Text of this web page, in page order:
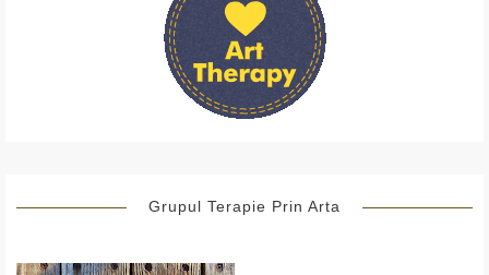
Grupul Terapie Prin Arta